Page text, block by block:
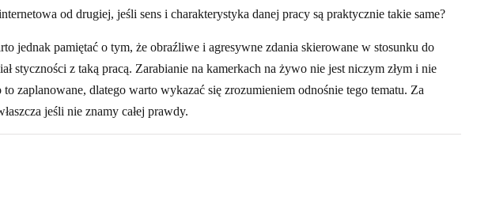
od drugiej, jeśli sens i charakterystyka danej pracy są praktycznie takie same?
jednak pamiętać o tym, że obraźliwe i agresywne zdania skierowane w stosunku do
styczności z taką pracą. Zarabianie na kamerkach na żywo nie jest niczym złym i nie
zaplanowane, dlatego warto wykazać się zrozumieniem odnośnie tego tematu. Za
jeśli nie znamy całej prawdy.